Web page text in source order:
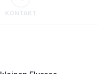
KONTAKT